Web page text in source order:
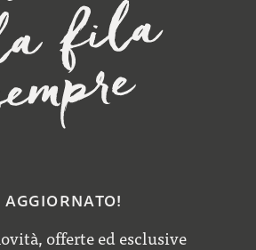
offerte ed esclusive